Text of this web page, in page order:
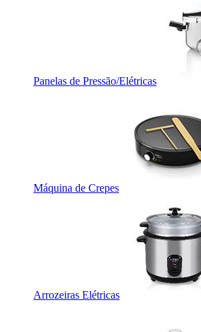
Panelas de Pressão/Elétricas
Máquina de Crepes
Arrozeiras Elétricas